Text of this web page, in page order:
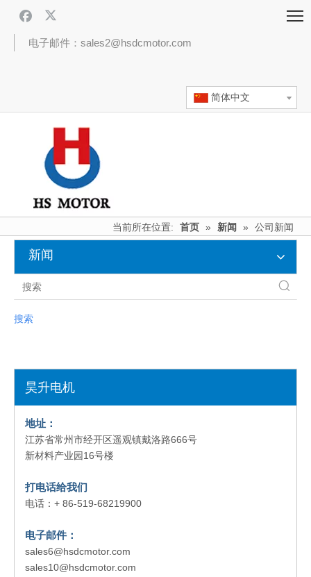
电子邮件：sales2@hsdcmotor.com
简体中文
当前所在位置: 首页 » 新闻 » 公司新闻
新闻
搜索
昊升电机
地址：
江苏省常州市经开区遥观镇戴洛路666号
新材料产业园16号楼
打电话给我们
电话：+ 86-519-68219900
电子邮件：
sales6@hsdcmotor.com
sales10@hsdcmotor.com